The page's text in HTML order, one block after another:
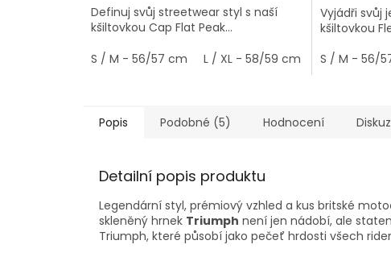
Definuj svůj streetwear styl s naší
kšiltovkou Cap Flat Peak...
S / M - 56/57 cm
L / XL - 58/59 cm
Vyjádři svůj
kšiltovkou
S / M - 56/
Popis Podobné (5) Hodnocení
Detailní popis produktu
Legendární styl, prémiový vzhled a kus britské
skleněný hrnek Triumph není jen nádobí, ale
Triumph, které působí jako pečeť hrdosti všech